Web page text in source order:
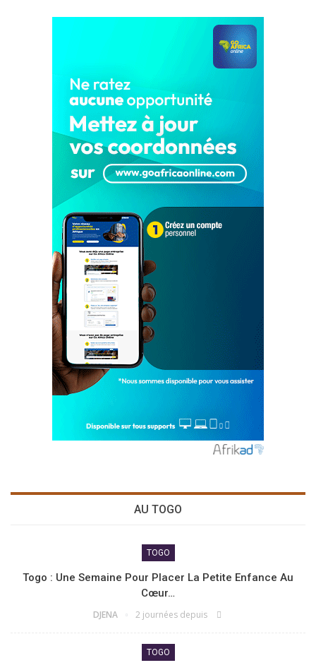
AU TOGO
TOGO
Togo : Une Semaine Pour Placer La Petite Enfance Au
Cœur…
DJENA 2 journées depuis
TOGO